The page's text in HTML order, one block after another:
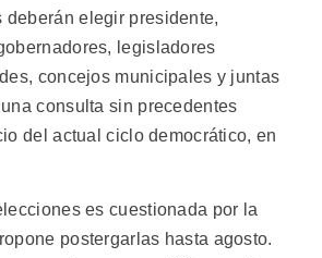
deberán elegir presidente,
legisladores
concejos municipales y juntas
consulta sin precedentes
del actual ciclo democrático, en
es cuestionada por la
postergarlas hasta agosto.